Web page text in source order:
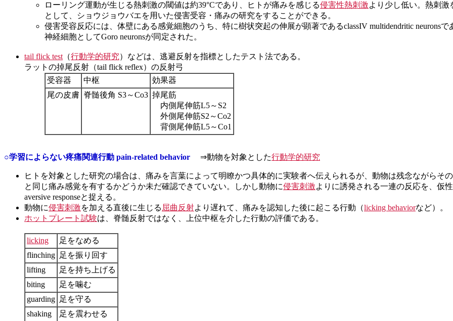
ローリング運動が生じる熱刺激の閾値は約39°Cであり、ヒトが痛みを感じる侵害性熱刺激より少し低い。熱刺
として、ショウジョウバエを用いた侵害受容・痛みの研究をすることができる。
侵害受容反応には、体壁にある感覚細胞のうち、特に樹状突起の伸展が顕著であるclassIV multidendritic neurons
神経細胞としてGoro neuronsが同定された。
tail flick test （行動学的研究）などは、逃避反射を指標としたテスト法である。
ラットの掉尾反射（tail flick reflex）の反射弓
受容器
中枢
効果器
尾の皮膚 脊髄後角 S3～Co3 掉尾筋
内側尾伸筋L5～S2
外側尾伸筋S2～Co2
背側尾伸筋L5～Co1
○学習によらない疼痛関連行動 pain-related behavior ⇒動物を対象とした行動学的研究
ヒトを対象とした研究の場合は、痛みを言葉によって明瞭かつ具体的に実験者へ伝えられるが、動物は残念ながらそ
と同じ痛み感覚を有するかどうか未だ確認できていない。しかし動物に侵害刺激よりに誘発される一連の反応を、仮性
aversive responseと捉える。
動物に侵害刺激を加える直後に生じる 屈曲反射より遅れて、痛みを認知した後に起こる行動（licking behaviorなど）。
ホットプレート試験は、脊髄反射ではなく、上位中枢を介した行動の評価である。
licking
足をなめる
flinching 足を振り回す
lifting
足を持ち上げる
biting
足を噛む
guarding 足を守る
shaking
足を震わせる